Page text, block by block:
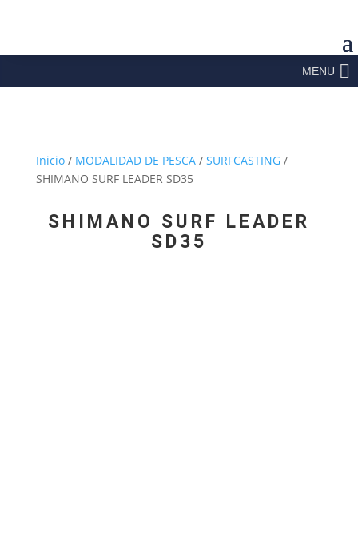
MENU
Inicio/ MODALIDAD DE PESCA/ SURFCASTING/
SHIMANO SURF LEADER SD35
SHIMANO SURF LEADER
SD35